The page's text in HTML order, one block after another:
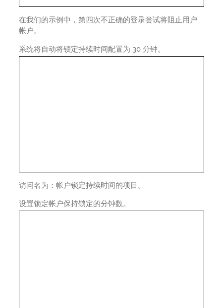
在我们的示例中，第四次不正确的登录尝试将阻止用户
帐户。
系统将自动将锁定持续时间配置为 30 分钟。
访问名为：帐户锁定持续时间的项目。
设置锁定帐户保持锁定的分钟数。